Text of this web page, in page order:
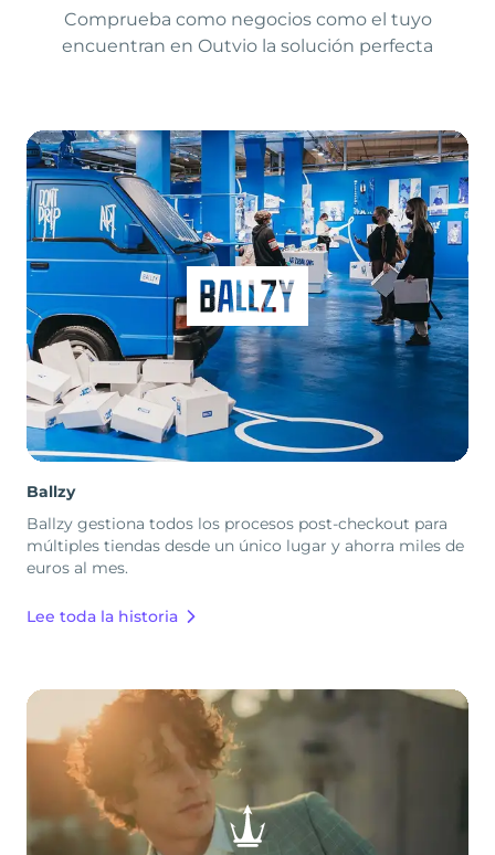
Comprueba como negocios como el tuyo
encuentran en Outvio la solución perfecta
Ballzy
Ballzy gestiona todos los procesos post-checkout para
múltiples tiendas desde un único lugar y ahorra miles de
euros al mes.
Lee toda la historia